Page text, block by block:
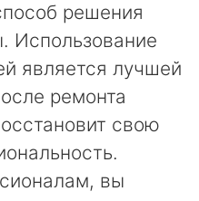
решения
Использование
является лучшей
ремонта
свою
вы